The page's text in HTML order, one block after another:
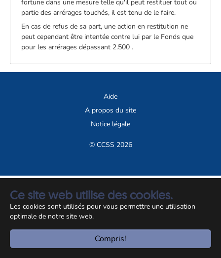
Ce site web utilise des cookies.
Les cookies sont utilisés pour vous permettre une utilisation
optimale de notre site web.
Compris!
fortune dans une mesure telle qu'il peut restituer tout ou
partie des arrérages touchés, il est tenu de le faire.
En cas de refus de sa part, une action en restitution ne
peut cependant être intentée contre lui par le Fonds que
pour les arrérages dépassant 2.500 .
Aide
A propos du site
Notice légale
© CCSS 2026